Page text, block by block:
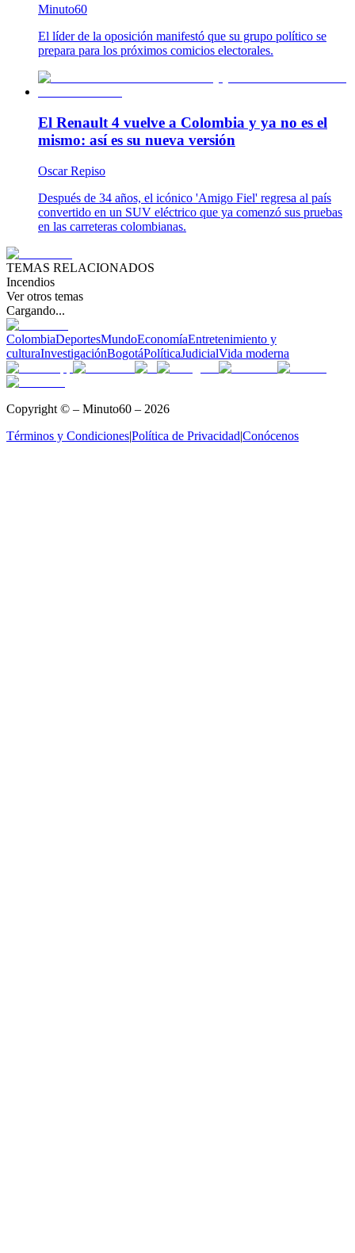
Minuto60
El líder de la oposición manifestó que su grupo político se
prepara para los próximos comicios electorales.
El Renault 4 vuelve a Colombia y ya no es el
mismo: así es su nueva versión
Oscar Repiso
Después de 34 años, el icónico 'Amigo Fiel' regresa al país
convertido en un SUV eléctrico que ya comenzó sus pruebas
en las carreteras colombianas.
TEMAS RELACIONADOS
Incendios
Ver otros temas
Cargando...
ColombiaDeportesMundoEconomíaEntretenimiento y
culturaInvestigaciónBogotáPolíticaJudicialVida moderna
Copyright © – Minuto60 – 2026
Términos y Condiciones|Política de Privacidad|Conócenos